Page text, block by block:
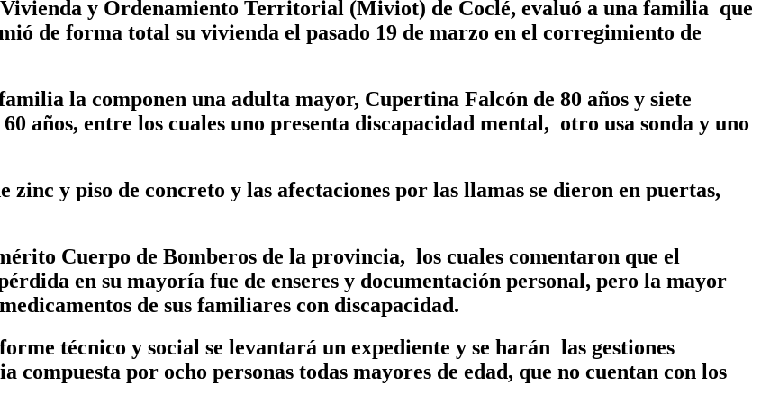
y Ordenamiento Territorial (Miviot) de Coclé, evaluó a una familia que
de forma total su vivienda el pasado 19 de marzo en el corregimiento de
la componen una adulta mayor, Cupertina Falcón de 80 años y siete
años, entre los cuales uno presenta discapacidad mental, otro usa sonda y uno
zinc y piso de concreto y las afectaciones por las llamas se dieron en puertas,
Cuerpo de Bomberos de la provincia, los cuales comentaron que el
en su mayoría fue de enseres y documentación personal, pero la mayor
de sus familiares con discapacidad.
técnico y social se levantará un expediente y se harán las gestiones
por ocho personas todas mayores de edad, que no cuentan con los